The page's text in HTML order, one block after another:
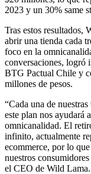
2023 y un 30% same
Tras estos resultados,
abrir una tienda cada
foco en la
conversaciones, logró
BTG Pactual Chile y
millones de pesos.
“Cada una de
este plan nos ayudará
omnicanalidad. El
infinito, actualmente
ecommerce, por lo
nuestros
el CEO de Wild Lama.